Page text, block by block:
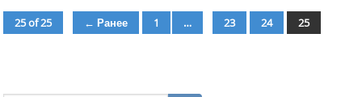
25 of 25 ← Ранее страница
1 … страница
23 страница
24 страница
25